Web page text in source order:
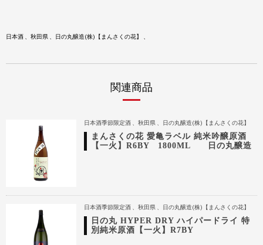
日本酒 秋田県 日の丸醸造(株)【まんさくの花】
関連商品
日本酒季節限定酒 秋田県 日の丸醸造(株)【まんさくの花】
まんさくの花 愛亀ラベル 純米吟醸原酒
【一火】R6BY 1800ML 日の丸醸造
日本酒季節限定酒 秋田県 日の丸醸造(株)【まんさくの花】
日の丸 HYPER DRY ハイパードライ 特
別純米原酒【一火】R7BY